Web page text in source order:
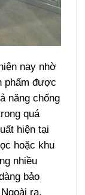
nay nhờ
phẩm được
năng chống
quá
hiện tại
hoặc khu
nhiều
bảo
Ngoài ra,